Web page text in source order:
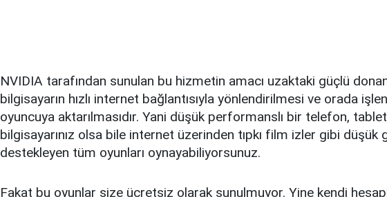
NVIDIA tarafından sunulan bu hizmetin amacı uzaktaki güçlü
bilgisayarın hızlı internet bağlantısıyla yönlendirilmesi ve orada
oyuncuya aktarılmasıdır. Yani düşük performanslı bir telefon,
bilgisayarınız olsa bile internet üzerinden tıpkı film izler gibi düşük
destekleyen tüm oyunları oynayabiliyorsunuz.
Fakat bu oyunlar size ücretsiz olarak sunulmuyor. Yine kendi